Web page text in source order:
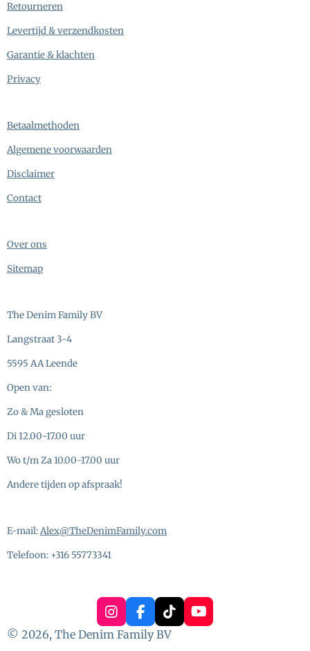
Retourneren
Levertijd & verzendkosten
Garantie & klachten
Privacy
Betaalmethoden
Algemene voorwaarden
Disclaimer
Contact
Over ons
Sitemap
The Denim Family BV
Langstraat 3-4
5595 AA Leende
Open van:
Zo & Ma gesloten
Di 12.00-17.00 uur
Wo t/m Za 10.00-17.00 uur
Andere tijden op afspraak!
E-mail:Alex@TheDenimFamily.com
Telefoon: +316 55773341
I
n
s
F
a
c
T
i
k
Y
o
© 2026, The Denim Family BV